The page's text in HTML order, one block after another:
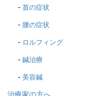
首の症状
腰の症状
ロルフィング
鍼治療
美容鍼
治療家の方へ